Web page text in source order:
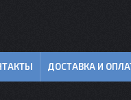
ДОСТАВКА И